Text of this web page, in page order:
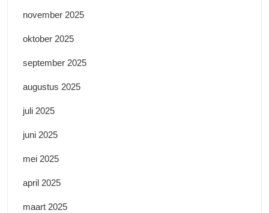
november 2025
oktober 2025
september 2025
augustus 2025
juli 2025
juni 2025
mei 2025
april 2025
maart 2025